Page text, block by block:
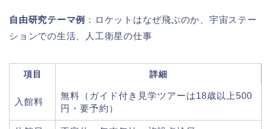
自由研究テーマ例 ：ロケットはなぜ飛ぶのか、宇宙ステー
ションでの生活、人工衛星の仕事
項目 詳細
入館料
無料（ガイド付き見学ツアーは18歳以上500
円・要予約）